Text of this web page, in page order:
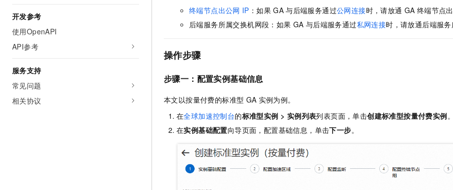
开发参考
使用OpenAPI
API参考
服务支持
常见问题
相关协议
终端节点出公网 IP ：如果 GA 与后端服务通过公网连接时，请放通 GA 终端节点
后端服务所属交换机网段：如果 GA 与后端服务通过私网连接时，请放通后端服
操作步骤
步骤一：配置实例基础信息
本文以按量付费的标准型 GA 实例为例。
在全球加速控制台的标准型实例 > 实例列表列表页面，单击创建标准型按量付费实例
在实例基础配置向导页面，配置基础信息，单击下一步。